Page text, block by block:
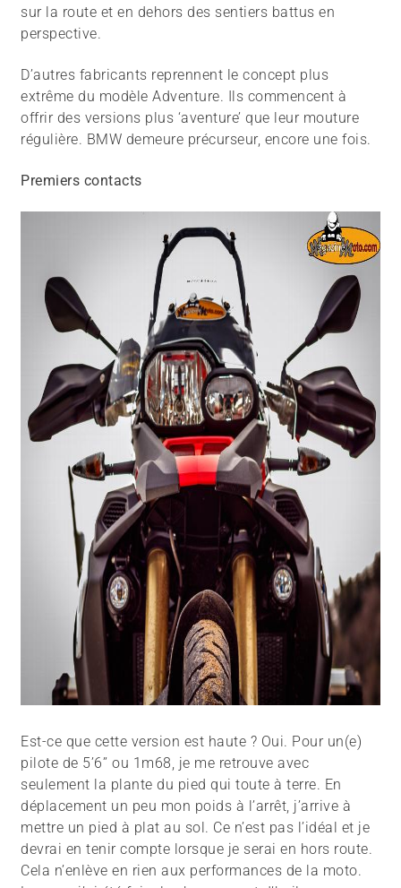
sur la route et en dehors des sentiers battus en
perspective.
D’autres fabricants reprennent le concept plus
extrême du modèle Adventure. Ils commencent à
offrir des versions plus ‘aventure’ que leur mouture
régulière. BMW demeure précurseur, encore une fois.
Premiers contacts
Est-ce que cette version est haute ? Oui. Pour un(e)
pilote de 5’6’’ ou 1m68, je me retrouve avec
seulement la plante du pied qui toute à terre. En
déplacement un peu mon poids à l’arrêt, j’arrive à
mettre un pied à plat au sol. Ce n’est pas l’idéal et je
devrai en tenir compte lorsque je serai en hors route.
Cela n’enlève en rien aux performances de la moto.